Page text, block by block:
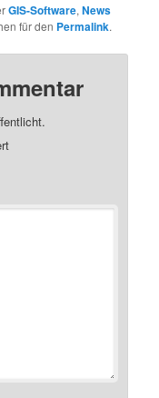
GIS-Software,News
für den Permalink.